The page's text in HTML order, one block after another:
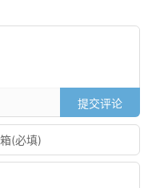
提交评论